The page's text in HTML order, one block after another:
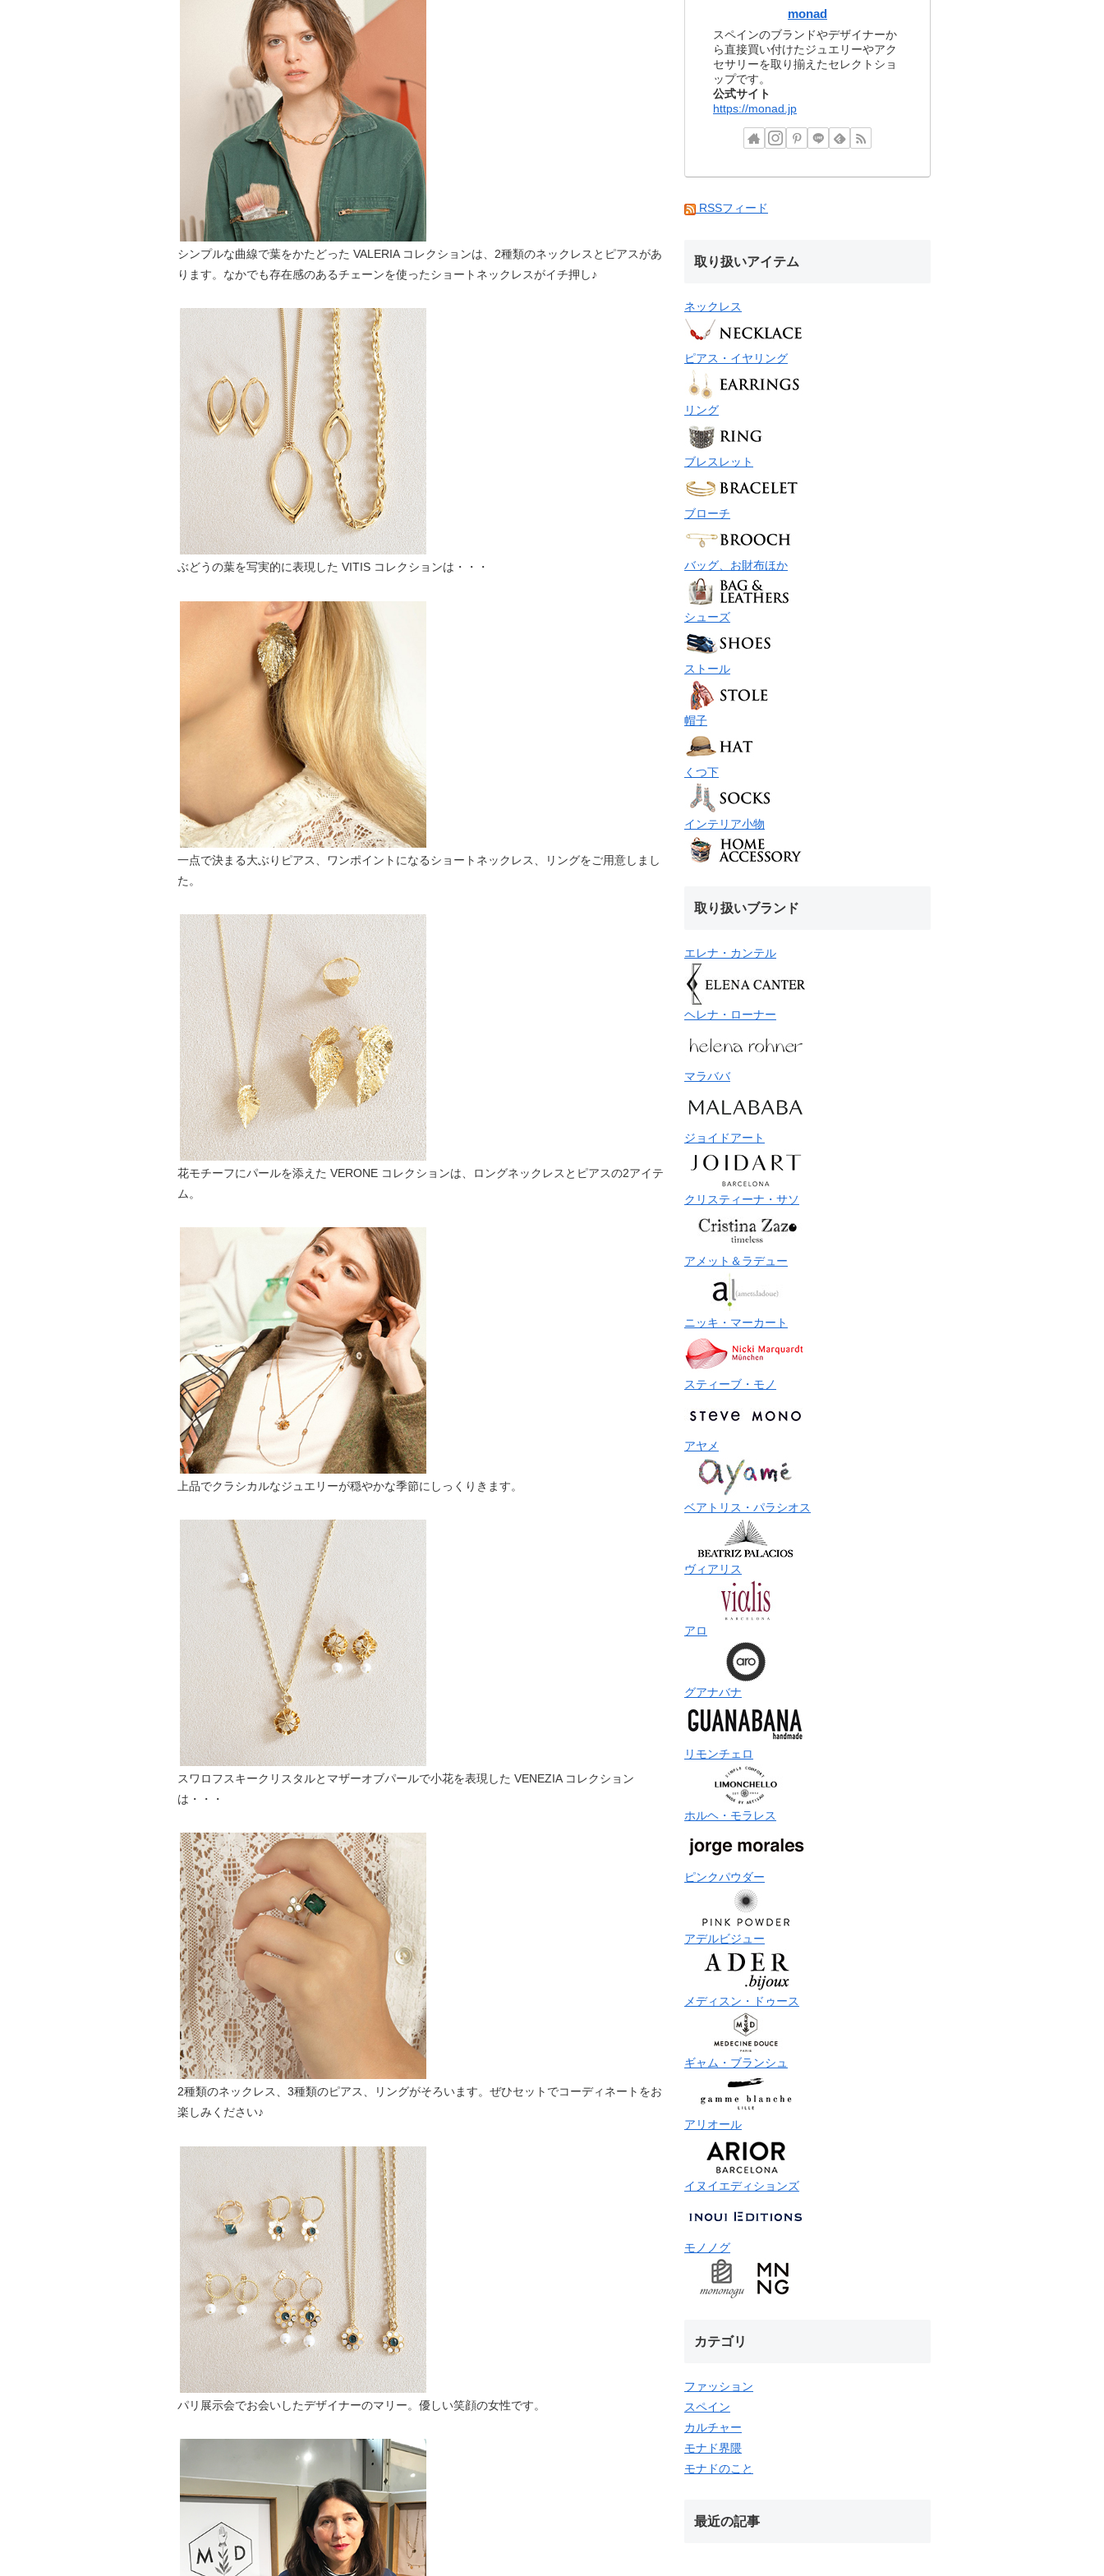
シンプルな曲線で葉をかたどった VALERIA コレクションは、2種類のネックレスとピアスがあ
ります。なかでも存在感のあるチェーンを使ったショートネックレスがイチ押し♪
ぶどうの葉を写実的に表現した VITIS コレクションは・・・
一点で決まる大ぶりピアス、ワンポイントになるショートネックレス、リングをご用意しまし
た。
花モチーフにパールを添えた VERONE コレクションは、ロングネックレスとピアスの2アイテ
ム。
上品でクラシカルなジュエリーが穏やかな季節にしっくりきます。
スワロフスキークリスタルとマザーオブパールで小花を表現した VENEZIA コレクション
は・・・
2種類のネックレス、3種類のピアス、リングがそろいます。ぜひセットでコーディネートをお
楽しみください♪
パリ展示会でお会いしたデザイナーのマリー。優しい笑顔の女性です。
monad
スペインのブランドやデザイナーか
ら直接買い付けたジュエリーやアク
セサリーを取り揃えたセレクトショ
ップです。
公式サイト
https://monad.jp
RSSフィード
取り扱いアイテム
ネックレス
ピアス・イヤリング
リング
ブレスレット
ブローチ
バッグ、お財布ほか
シューズ
ストール
帽子
くつ下
インテリア小物
取り扱いブランド
エレナ・カンテル
ヘレナ・ローナー
マラババ
ジョイドアート
クリスティーナ・サソ
アメット＆ラデュー
ニッキ・マーカート
スティーブ・モノ
アヤメ
ベアトリス・パラシオス
ヴィアリス
アロ
グアナバナ
リモンチェロ
ホルヘ・モラレス
ピンクパウダー
アデルビジュー
メディスン・ドゥース
ギャム・ブランシュ
アリオール
イヌイエディションズ
モノノグ
カテゴリ
ファッション
スペイン
カルチャー
モナド界隈
モナドのこと
最近の記事